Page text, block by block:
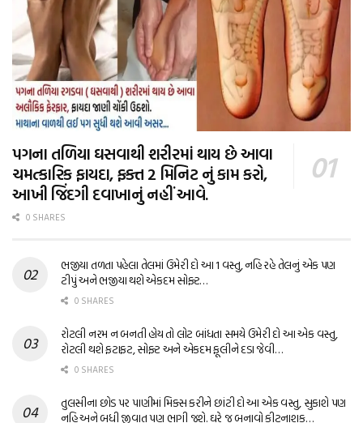
પગના તળિયા ઘસવાથી શરીરમાં થાય છે આવા
ચમત્કારિક ફાયદા, ફક્ત 2 મિનિટ નું કામ કરો,
આખી જિંદગી દવાખાનું નહીં આવે.
0 SHARES
ભજીયા તળતા પહેલા તેલમાં ઉમેરી દો આ 1 વસ્તુ, નહિ રહે તેલનું એક પણ
ટીપું અને ભજીયા થશે એકદમ સોફ્ટ…
0 SHARES
રોટલી નરમ ન બનતી હોય તો લોટ બાંધતા સમયે ઉમેરી દો આ એક વસ્તુ,
રોટલી થશે ફટાફટ, સોફ્ટ અને એકદમ ફૂલીને દડા જેવી…
0 SHARES
તુલસીના છોડ પર પાણીમાં મિક્સ કરીને છાંટી દો આ એક વસ્તુ, સુકાશે પણ
નહિ અને બધી જીવાત પણ ભાગી જશે. ઘરે જ બનાવો કીટનાશક…